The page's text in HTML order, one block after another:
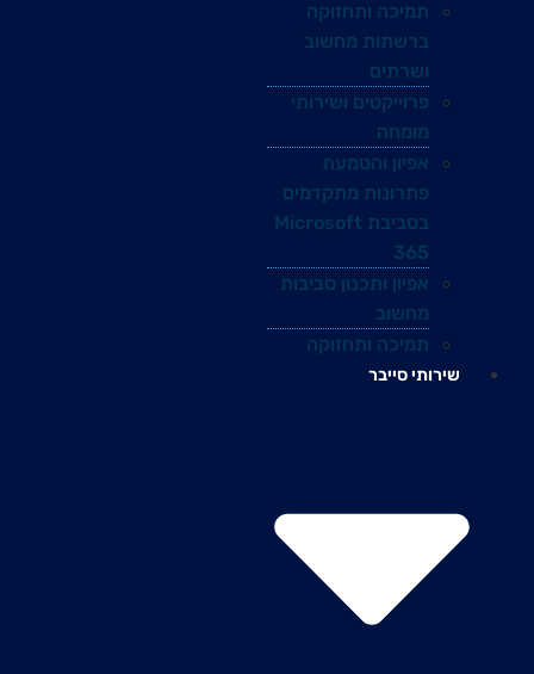
תמיכה ותחזוקה
ברשתות מחשוב
ושרתים
פרוייקטים ושירותי
מומחה
אפיון והטמעת
פתרונות מתקדמים
בסביבת Microsoft
365
אפיון ותכנון סביבות
מחשוב
תמיכה ותחזוקה
שירותי סייבר